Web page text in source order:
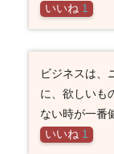
いいね 1
ビジネスは、
に、欲しいも
ない時が一番
いいね 1